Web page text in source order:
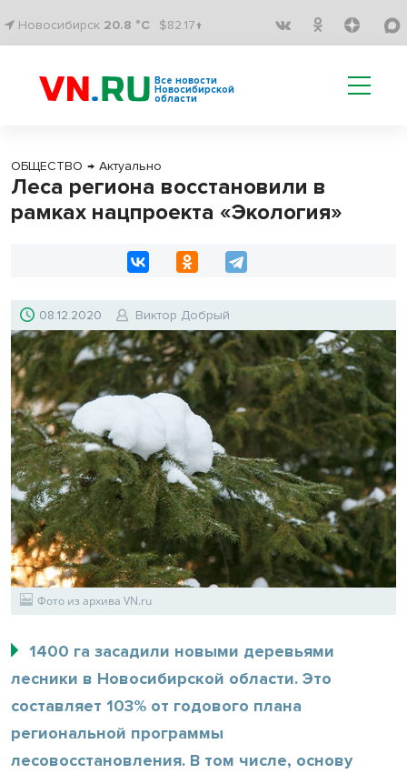
Новосибирск 20.8 °C $82.17↑
Все новости
Новосибирской
области
ОБЩЕСТВО → Актуально
Леса региона восстановили в
рамках нацпроекта «Экология»
08.12.2020 Виктор Добрый
Фото из архива VN.ru
1400 га засадили новыми деревьями
лесники в Новосибирской области. Это
составляет 103% от годового плана
региональной программы
лесовосстановления. В том числе, основу